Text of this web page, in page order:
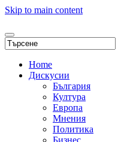
Skip to main content
Home
Дискусии
България
Култура
Европа
Мнения
Политика
Бизнес